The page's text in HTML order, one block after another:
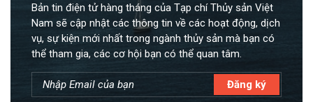
Bản tin điện tử hàng tháng của Tạp chí Thủy sản Việt
Nam sẽ cập nhật các thông tin về các hoạt động, dịch
vụ, sự kiện mới nhất trong ngành thủy sản mà bạn có
thể tham gia, các cơ hội bạn có thể quan tâm.